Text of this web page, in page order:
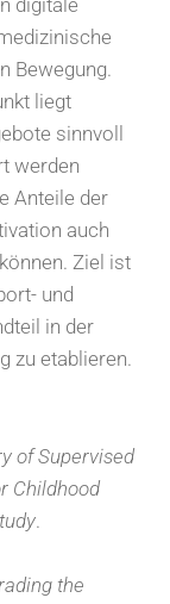
Bewegung.
liegt
sinnvoll
werden
Anteile der
auch
Ziel ist
und
in der
zu etablieren.
of Supervised
Childhood
.
the